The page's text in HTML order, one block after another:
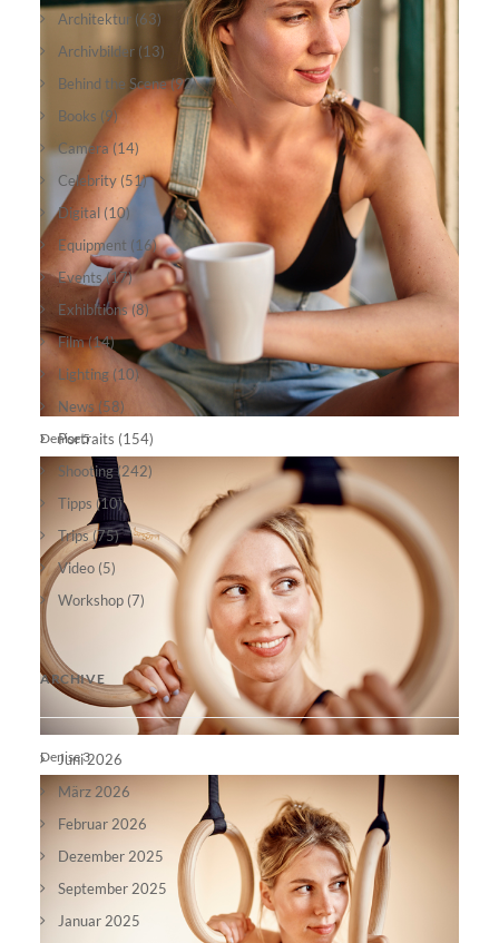
Denise 5
Denise 3
Architektur (63)
Archivbilder (13)
Behind the Scene(92)
Books (9)
Camera(14)
Celebrity (51)
Digital (10)
Equipment (16)
Events(17)
Exhibitions (8)
Film(14)
Lighting (10)
News (58)
Portraits (154)
Shooting(242)
Tipps (10)
Trips(75)
Video (5)
Workshop (7)
ARCHIVE
Juni 2026
März 2026
Februar 2026
Dezember 2025
September 2025
Januar 2025